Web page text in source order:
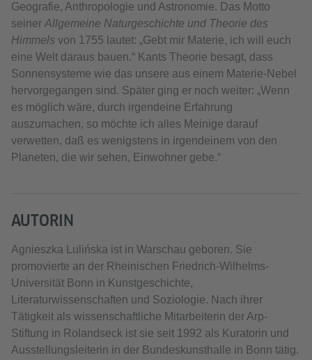
Geografie, Anthropologie und Astronomie. Das Motto
seiner Allgemeine Naturgeschichte und Theorie des
Himmels von 1755 lautet: „Gebt mir Materie, ich will euch
eine Welt daraus bauen.“ Kants Theorie besagt, dass
Sonnensysteme wie das unsere aus einem Materie-Nebel
hervorgegangen sind. Später ging er noch weiter: „Wenn
es möglich wäre, durch irgendeine Erfahrung
auszumachen, so möchte ich alles Meinige darauf
verwetten, daß es wenigstens in irgendeinem von den
Planeten, die wir sehen, Einwohner gebe.“
AUTORIN
Agnieszka Lulińska ist in Warschau geboren. Sie
promovierte an der Rheinischen Friedrich-Wilhelms-
Universität Bonn in Kunstgeschichte,
Literaturwissenschaften und Soziologie. Nach ihrer
Tätigkeit als wissenschaftliche Mitarbeiterin der Arp-
Stiftung in Rolandseck ist sie seit 1992 als Kuratorin und
Ausstellungsleiterin in der Bundeskunsthalle in Bonn tätig.